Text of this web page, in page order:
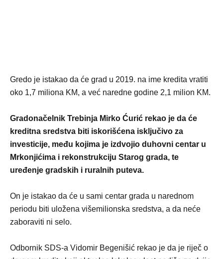
Gredo je istakao da će grad u 2019. na ime kredita vratiti
oko 1,7 miliona KM, a već naredne godine 2,1 milion KM.
Gradonačelnik Trebinja Mirko Ćurić rekao je da će
kreditna sredstva biti iskorišćena isključivo za
investicije, među kojima je izdvojio duhovni centar u
Mrkonjićima i rekonstrukciju Starog grada, te
uređenje gradskih i ruralnih puteva.
On je istakao da će u sami centar grada u narednom
periodu biti uložena višemilionska sredstva, a da neće
zaboraviti ni selo.
Odbornik SDS-a Vidomir Begenišić rekao je da je riječ o